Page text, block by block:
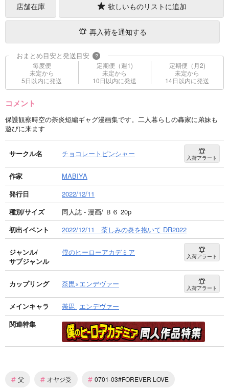
店舗在庫 欲しいものリストに追加
再入荷を通知する
おまとめ目安と発送目安 ?
毎度便
未定から
5日以内に発送
定期便（週1)
未定から
10日以内に発送
定期便（月2)
未定から
14日以内に発送
コメント
保護観察時空の荼炎短編ギャグ漫画集です。二人暮らしの轟家に弟妹も
遊びに来ます
サークル名 チョコレートピンシャー 入荷アラート
作家
MABIYA
発行日
2022/12/11
種別/サイズ
同人誌 - 漫画/ Ｂ６ 20p
初出イベント
2022/12/11 荼しみの炎を抱いて DR2022
ジャンル/
サブジャンル
僕のヒーローアカデミア 入荷アラート
カップリング 荼毘×エンデヴァー 入荷アラート
メインキャラ 荼毘 エンデヴァー
関連特集
# 父 # オヤジ受 # 0701-03#FOREVER LOVE